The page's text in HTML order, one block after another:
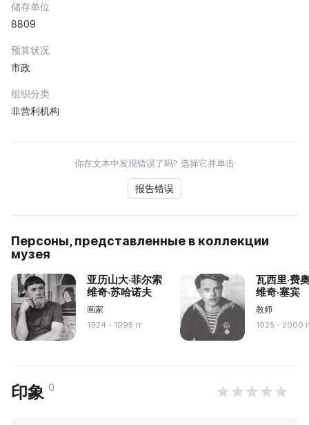
储存单位
8809
预算状况
市政
组织分类
非营利机构
你在文本中发现错误了吗? 选择它并单击
报告错误
Персоны, представленные в коллекции
музея
亚历山大·菲尔索
维奇·苏哈诺夫
画家
1924 - 1995 гг
瓦西里·费
维奇·塞宾
教师
1925 - 2000
印象 0